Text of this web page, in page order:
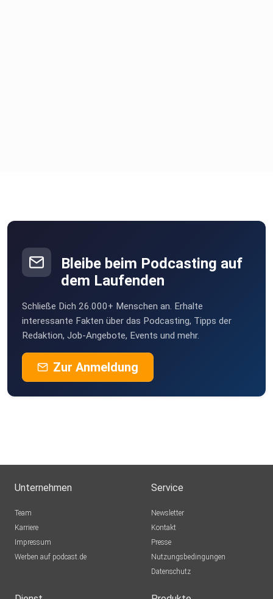
Bleibe beim Podcasting auf
dem Laufenden
Schließe Dich 26.000+ Menschen an. Erhalte
interessante Fakten über das Podcasting, Tipps der
Redaktion, Job-Angebote, Events und mehr.
Zur Anmeldung
Unternehmen
Team
Karriere
Impressum
Werben auf podcast.de
Service
Newsletter
Kontakt
Presse
Nutzungsbedingungen
Datenschutz